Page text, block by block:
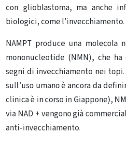
con glioblastoma, ma anche
biologici, come l’invecchiamento.
NAMPT produce una molecola
mononucleotide (NMN), che
segni di invecchiamento nei
sull’uso umano è ancora da
clinica è in corso in Giappone),
via NAD + vengono già
anti-invecchiamento.